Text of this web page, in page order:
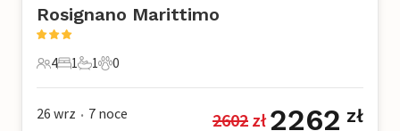
Rosignano Marittimo
4 Goście
4
1 Sypialnia
1
1 Łazienka
1
0 Zwierzęta domowe
0
26 wrz • 7 noce 2602 zł 2262 zł